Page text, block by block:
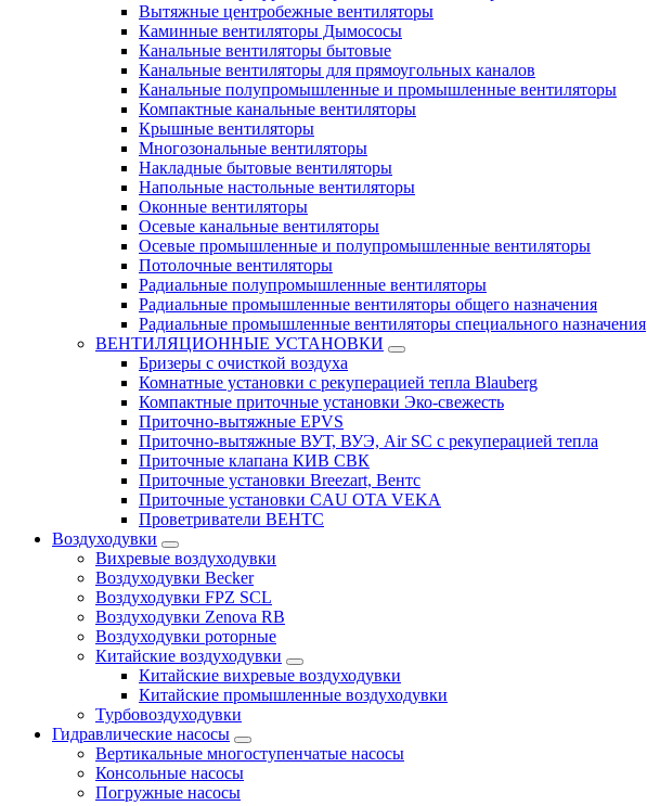
Вытяжные центробежные вентиляторы
Каминные вентиляторы Дымососы
Канальные вентиляторы бытовые
Канальные вентиляторы для прямоугольных каналов
Канальные полупромышленные и промышленные вентиляторы
Компактные канальные вентиляторы
Крышные вентиляторы
Многозональные вентиляторы
Накладные бытовые вентиляторы
Напольные настольные вентиляторы
Оконные вентиляторы
Осевые канальные вентиляторы
Осевые промышленные и полупромышленные вентиляторы
Потолочные вентиляторы
Радиальные полупромышленные вентиляторы
Радиальные промышленные вентиляторы общего назначения
Радиальные промышленные вентиляторы специального назначения
ВЕНТИЛЯЦИОННЫЕ УСТАНОВКИ
Бризеры с очисткой воздуха
Комнатные установки с рекуперацией тепла Blauberg
Компактные приточные установки Эко-свежесть
Приточно-вытяжные EPVS
Приточно-вытяжные ВУТ, ВУЭ, Air SC с рекуперацией тепла
Приточные клапана КИВ СВК
Приточные установки Breezart, Вентс
Приточные установки CAU OTA VEKA
Проветриватели ВЕНТС
Воздуходувки
Вихревые воздуходувки
Воздуходувки Becker
Воздуходувки FPZ SCL
Воздуходувки Zenova RB
Воздуходувки роторные
Китайские воздуходувки
Китайские вихревые воздуходувки
Китайские промышленные воздуходувки
Турбовоздуходувки
Гидравлические насосы
Вертикальные многоступенчатые насосы
Консольные насосы
Погружные насосы